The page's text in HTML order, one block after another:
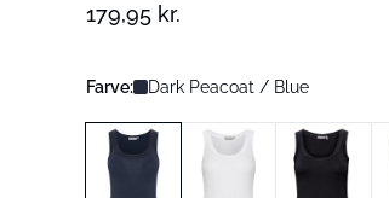
179,95 kr.
Farve: Dark Peacoat / Blue